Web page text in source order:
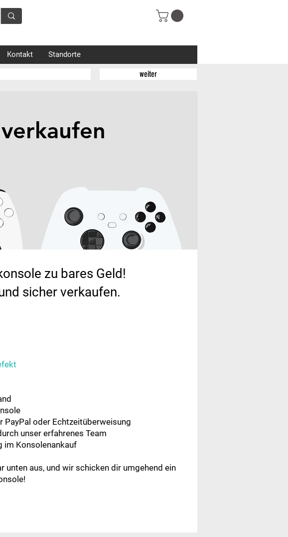
Kontakt Standorte
weiter
zu bares Geld!
sicher verkaufen.​
PayPal oder Echtzeitüberweisung
unser erfahrenes Team
im Konsolenankauf
unten aus, und wir schicken dir umgehend ein